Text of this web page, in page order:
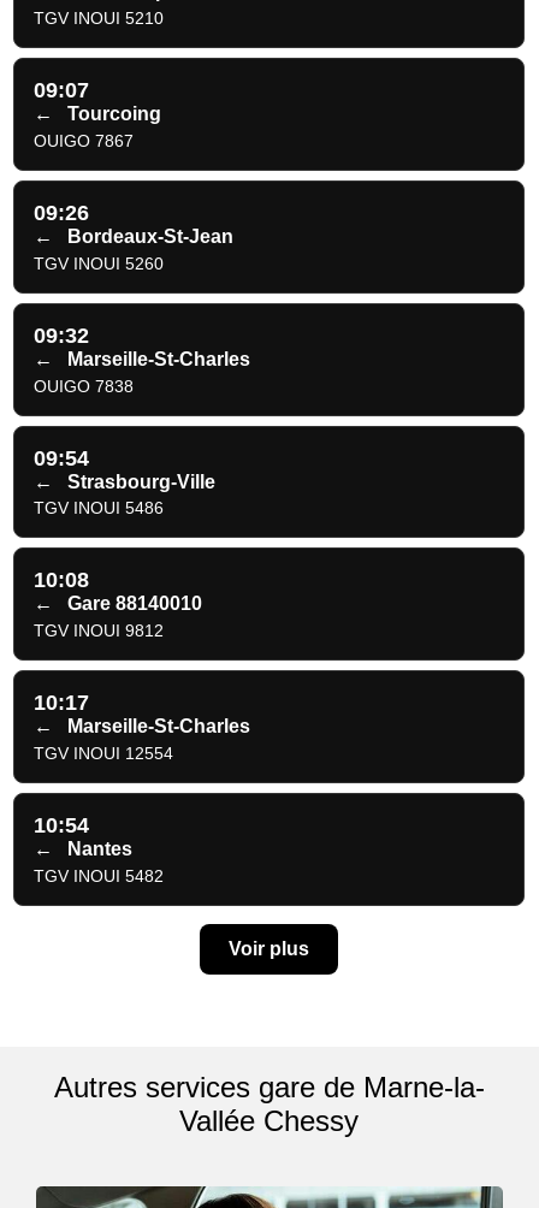
TGV INOUI 5210
09:07
← Tourcoing
OUIGO 7867
09:26
← Bordeaux-St-Jean
TGV INOUI 5260
09:32
← Marseille-St-Charles
OUIGO 7838
09:54
← Strasbourg-Ville
TGV INOUI 5486
10:08
← Gare 88140010
TGV INOUI 9812
10:17
← Marseille-St-Charles
TGV INOUI 12554
10:54
← Nantes
TGV INOUI 5482
Voir plus
Autres services gare de Marne-la-
Vallée Chessy